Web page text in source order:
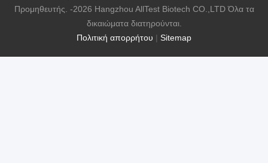
Πολιτική απορρήτου | Sitemap
Προμηθευτής. -2026 Hangzhou AllTest Biotech CO.,LTD Όλα τα
δικαιώματα διατηρούνται.